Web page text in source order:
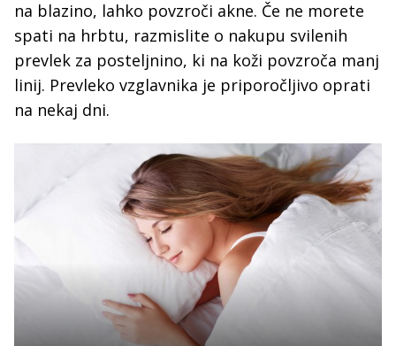
na blazino, lahko povzroči akne. Če ne morete
spati na hrbtu, razmislite o nakupu svilenih
prevlek za posteljnino, ki na koži povzroča manj
linij. Prevleko vzglavnika je priporočljivo oprati
na nekaj dni.